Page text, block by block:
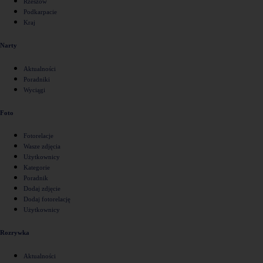
Podkarpacie
Kraj
Narty
Aktualności
Poradniki
Wyciągi
Foto
Fotorelacje
Wasze zdjęcia
Użytkownicy
Kategorie
Poradnik
Dodaj zdjęcie
Dodaj fotorelację
Użytkownicy
Rozrywka
Aktualności